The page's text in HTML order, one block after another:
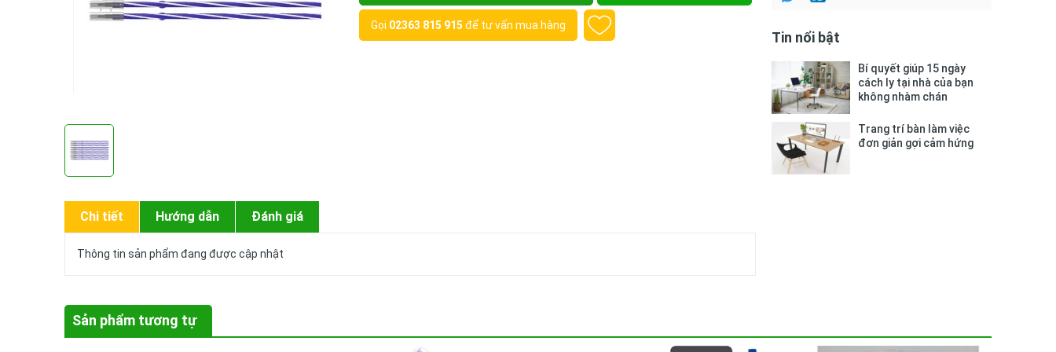
Gọi 02363 815 915 để tư vấn mua hàng
Chi tiết Hướng dẫn Đánh giá
Thông tin sản phẩm đang được cập nhật
Tin nổi bật
Bí quyết giúp 15 ngày
cách ly tại nhà của bạn
không nhàm chán
Trang trí bàn làm việc
đơn giản gợi cảm hứng
Sản phẩm tương tự